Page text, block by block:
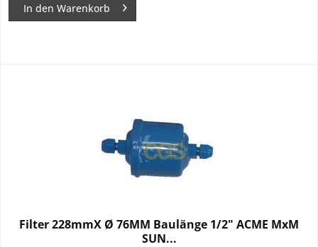
In den Warenkorb
Filter 228mmX Ø 76MM Baulänge 1/2" ACME MxM
SUN...